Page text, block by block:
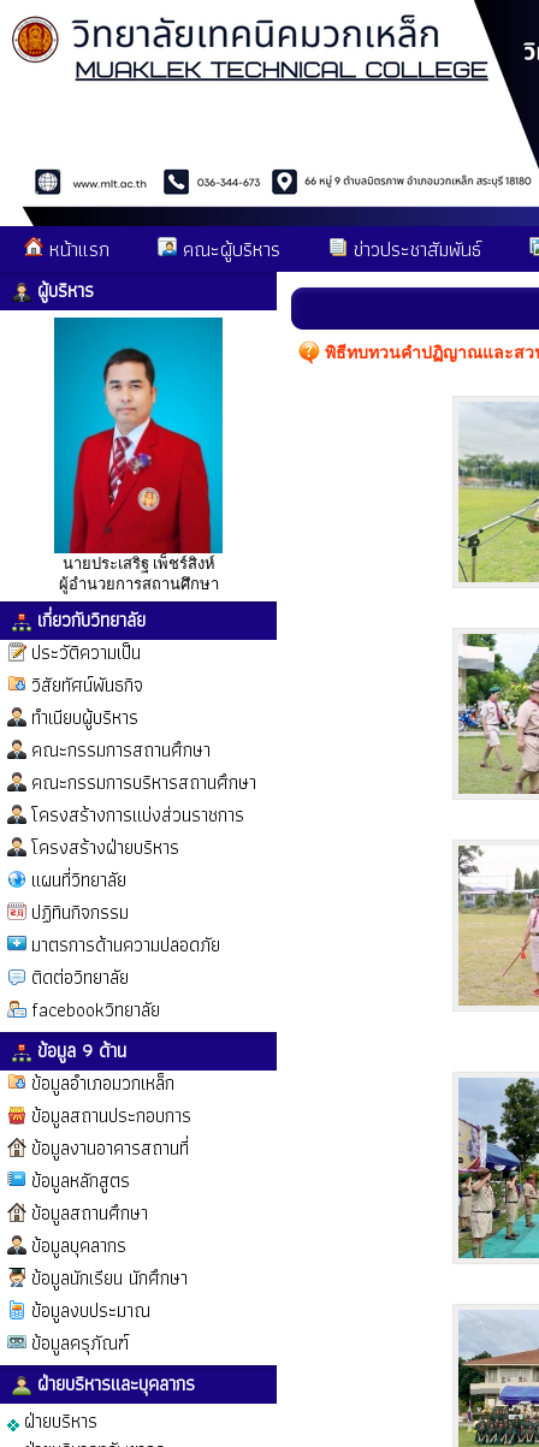
หน้าแรก คณะผู้บริหาร ข่าวประชาสัมพันธ์
ผู้บริหาร
นายประเสริฐ เพ็ชร์สิงห์
ผู้อำนวยการสถานศึกษา
เกี่ยวกับวิทยาลัย
ประวัติความเป็น
วิสัยทัศน์พันธกิจ
ทำเนียบผู้บริหาร
คณะกรรมการสถานศึกษา
คณะกรรมการบริหารสถานศึกษา
โครงสร้างการแบ่งส่วนราชการ
โครงสร้างฝ่ายบริหาร
แผนที่วิทยาลัย
ปฏิทินกิจกรรม
มาตรการด้านความปลอดภัย
ติดต่อวิทยาลัย
facebookวิทยาลัย
ข้อมูล 9 ด้าน
ข้อมูลอำเภอมวกเหล็ก
ข้อมูลสถานประกอบการ
ข้อมูลงานอาคารสถานที่
ข้อมูลหลักสูตร
ข้อมูลสถานศึกษา
ข้อมูลบุคลากร
ข้อมูลนักเรียน นักศึกษา
ข้อมูลงบประมาณ
ข้อมูลครุภัณฑ์
ฝ่ายบริหารและบุคลากร
ฝ่ายบริหาร
พิธีทบทวนคำปฏิญาณและสว